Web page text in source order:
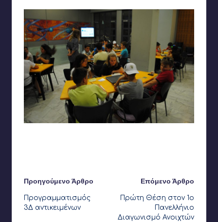
Πλοήγηση
δημοσιεύσεων
Προηγούμενο Άρθρο
Προγραμματισμός
3Δ αντικειμένων
Επόμενο Άρθρο
Πρώτη Θέση στον 1ο
Πανελλήνιο
Διαγωνισμό Ανοιχτών